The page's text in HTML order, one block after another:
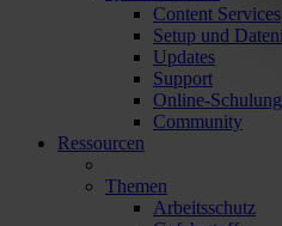
Content Services
Setup und
Updates
Support
Online-
Community
Ressourcen
Themen
Arbeitsschutz